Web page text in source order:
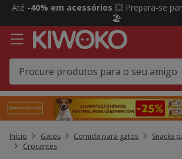
2
3,
mensagem,
Até -40% em acessórios 💥 Prepara-se
🏖️
Início Gatos Comida para gatos
Snacks
Crocantes